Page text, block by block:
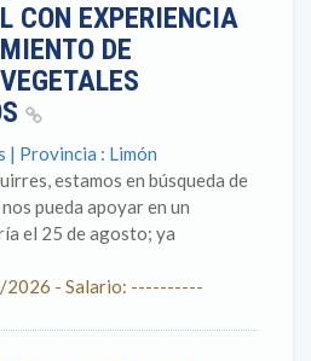
CON EXPERIENCIA
DE
| Provincia : Limón
estamos en búsqueda de
pueda apoyar en un
el 25 de agosto; ya
2026 - Salario: ----------